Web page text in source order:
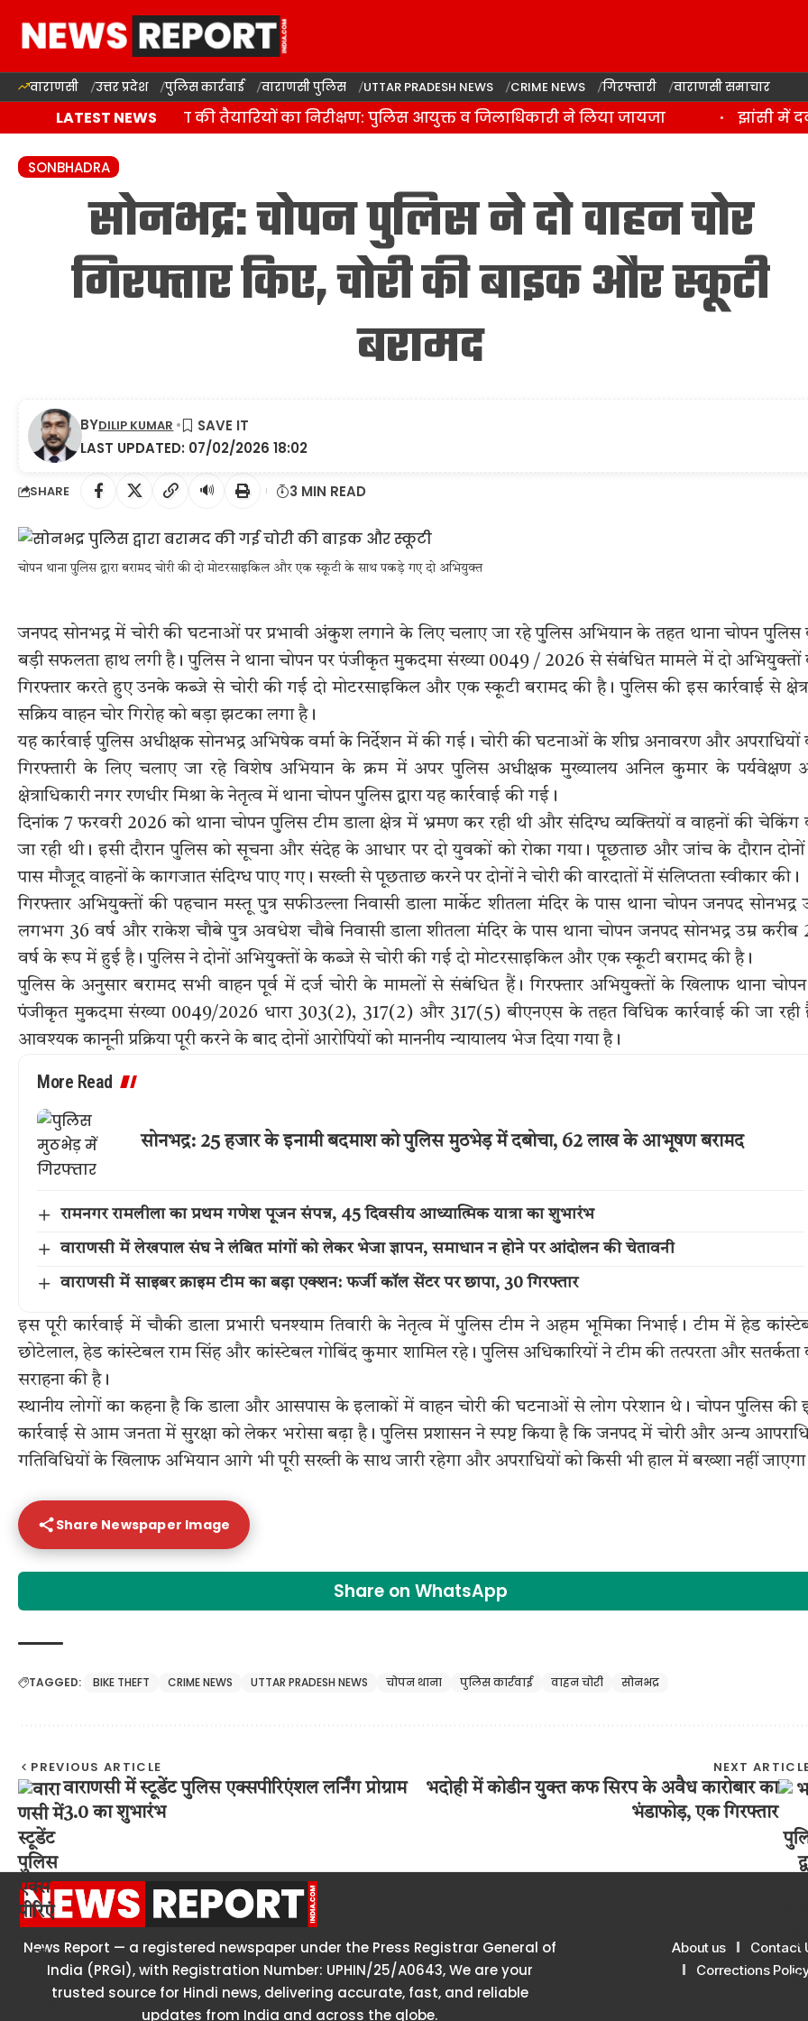
वाराणसी उत्तर प्रदेश पुलिस कार्रवाई वाराणसी पुलिस UTTAR PRADESH NEWS CRIME NEWS गिरफ्तारी वाराणसी समाचार
LATEST NEWS
वाराणसी में कांवड़ यात्रा की तैयारियों का निरीक्षण: पुलिस आयुक्त व जिलाधिकारी ने लिया जायजा झांसी में
SONBHADRA
सोनभद्र: चोपन पुलिस ने दो वाहन चोर
गिरफ्तार किए, चोरी की बाइक और स्कूटी
बरामद
LAST UPDATED: 07/02/2026 18:02
BYDILIP KUMAR
SHARE 🔊 3 MIN READ
चोपन थाना पुलिस द्वारा बरामद चोरी की दो मोटरसाइकिल और एक स्कूटी के साथ पकड़े गए दो अभियुक्त
जनपद सोनभद्र में चोरी की घटनाओं पर प्रभावी अंकुश लगाने के लिए चलाए जा रहे पुलिस अभियान के तहत थाना चोपन पुलिस
बड़ी सफलता हाथ लगी है। पुलिस ने थाना चोपन पर पंजीकृत मुकदमा संख्या 0049 / 2026 से संबंधित मामले में दो अभियुक्तों
गिरफ्तार करते हुए उनके कब्जे से चोरी की गई दो मोटरसाइकिल और एक स्कूटी बरामद की है। पुलिस की इस कार्रवाई से
सक्रिय वाहन चोर गिरोह को बड़ा झटका लगा है।
यह कार्रवाई पुलिस अधीक्षक सोनभद्र अभिषेक वर्मा के निर्देशन में की गई। चोरी की घटनाओं के शीघ्र अनावरण और अपराधियों
गिरफ्तारी के लिए चलाए जा रहे विशेष अभियान के क्रम में अपर पुलिस अधीक्षक मुख्यालय अनिल कुमार के पर्यवेक्षण
क्षेत्राधिकारी नगर रणधीर मिश्रा के नेतृत्व में थाना चोपन पुलिस द्वारा यह कार्रवाई की गई।
दिनांक 7 फरवरी 2026 को थाना चोपन पुलिस टीम डाला क्षेत्र में भ्रमण कर रही थी और संदिग्ध व्यक्तियों व वाहनों की चेकिंग
जा रही थी। इसी दौरान पुलिस को सूचना और संदेह के आधार पर दो युवकों को रोका गया। पूछताछ और जांच के दौरान
पास मौजूद वाहनों के कागजात संदिग्ध पाए गए। सख्ती से पूछताछ करने पर दोनों ने चोरी की वारदातों में संलिप्तता स्वीकार की।
गिरफ्तार अभियुक्तों की पहचान मस्तू पुत्र सफीउल्ला निवासी डाला मार्केट शीतला मंदिर के पास थाना चोपन जनपद सोनभद्र
लगभग 36 वर्ष और राकेश चौबे पुत्र अवधेश चौबे निवासी डाला शीतला मंदिर के पास थाना चोपन जनपद सोनभद्र उम्र करीब
वर्ष के रूप में हुई है। पुलिस ने दोनों अभियुक्तों के कब्जे से चोरी की गई दो मोटरसाइकिल और एक स्कूटी बरामद की है।
पुलिस के अनुसार बरामद सभी वाहन पूर्व में दर्ज चोरी के मामलों से संबंधित हैं। गिरफ्तार अभियुक्तों के खिलाफ थाना
पंजीकृत मुकदमा संख्या 0049/2026 धारा 303(2), 317(2) और 317(5) बीएनएस के तहत विधिक कार्रवाई की जा रही
आवश्यक कानूनी प्रक्रिया पूरी करने के बाद दोनों आरोपियों को माननीय न्यायालय भेज दिया गया है।
More Read
सोनभद्र: 25 हजार के इनामी बदमाश को पुलिस मुठभेड़ में दबोचा, 62 लाख के आभूषण बरामद
रामनगर रामलीला का प्रथम गणेश पूजन संपन्न, 45 दिवसीय आध्यात्मिक यात्रा का शुभारंभ
वाराणसी में लेखपाल संघ ने लंबित मांगों को लेकर भेजा ज्ञापन, समाधान न होने पर आंदोलन की चेतावनी
वाराणसी में साइबर क्राइम टीम का बड़ा एक्शन: फर्जी कॉल सेंटर पर छापा, 30 गिरफ्तार
इस पूरी कार्रवाई में चौकी डाला प्रभारी घनश्याम तिवारी के नेतृत्व में पुलिस टीम ने अहम भूमिका निभाई। टीम में हेड
छोटेलाल, हेड कांस्टेबल राम सिंह और कांस्टेबल गोबिंद कुमार शामिल रहे। पुलिस अधिकारियों ने टीम की तत्परता और सतर्कता
सराहना की है।
स्थानीय लोगों का कहना है कि डाला और आसपास के इलाकों में वाहन चोरी की घटनाओं से लोग परेशान थे। चोपन पुलिस की
कार्रवाई से आम जनता में सुरक्षा को लेकर भरोसा बढ़ा है। पुलिस प्रशासन ने स्पष्ट किया है कि जनपद में चोरी और अन्य
गतिविधियों के खिलाफ अभियान आगे भी पूरी सख्ती के साथ जारी रहेगा और अपराधियों को किसी भी हाल में बख्शा नहीं
Share Newspaper Image
Share on WhatsApp
TAGGED: BIKE THEFT CRIME NEWS UTTAR PRADESH NEWS चोपन थाना पुलिस कार्रवाई वाहन चोरी सोनभद्र
PREVIOUS ARTICLE
वाराणसी में स्टूडेंट पुलिस एक्सपीरिएंशल लर्निंग प्रोग्राम
3.0 का शुभारंभ
NEXT
भदोही में कोडीन युक्त कफ सिरप के अवैध कारोबार का
भंडाफोड़, एक गिरफ्तार
News Report — a registered newspaper under the Press Registrar General of
India (PRGI), with Registration Number: UPHIN/25/A0643, We are your
trusted source for Hindi news, delivering accurate, fast, and reliable
updates from India and across the globe.
About us Contact
Corrections